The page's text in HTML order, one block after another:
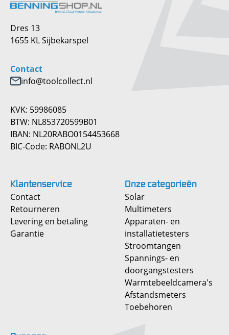
Dres 13
1655 KL Sijbekarspel
Contact
info@toolcollect.nl
KVK: 59986085
BTW: NL853720599B01
IBAN: NL20RABO0154453668
BIC-Code: RABONL2U
Klantenservice
Contact
Retourneren
Levering en betaling
Garantie
Onzecategorieën
Solar
Multimeters
Apparaten- en
installatietesters
Stroomtangen
Spannings- en
doorgangstesters
Warmtebeeldcamera's
Afstandsmeters
Toebehoren